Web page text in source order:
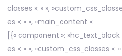
classes »: » »,
es »: » », »main_content »:
[{« component »: »hc_text_block
es »: » », »custom_css_classes »: